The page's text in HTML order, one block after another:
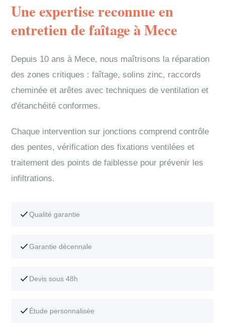
Une expertise reconnue en
entretien de faîtage à Mece
Depuis 10 ans à Mece, nous maîtrisons la réparation
des zones critiques : faîtage, solins zinc, raccords
cheminée et arêtes avec techniques de ventilation et
d'étanchéité conformes.
Chaque intervention sur jonctions comprend contrôle
des pentes, vérification des fixations ventilées et
traitement des points de faiblesse pour prévenir les
infiltrations.
Qualité garantie
Garantie décennale
Devis sous 48h
Étude personnalisée